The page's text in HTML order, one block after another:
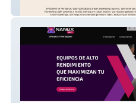
Peregryn Agency